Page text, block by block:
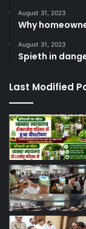
August 31, 2023
Why
August 31, 2023
Spieth in
Last Modified